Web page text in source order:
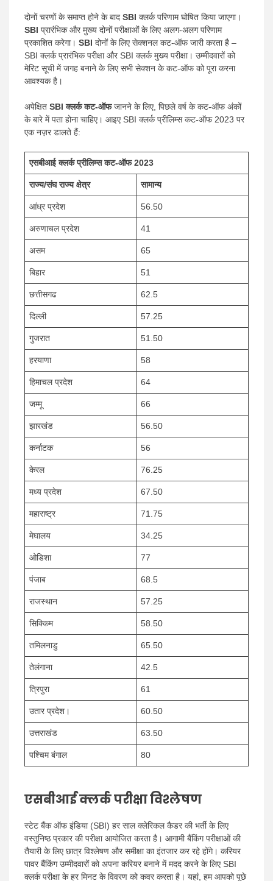
दोनों चरणों के समाप्त होने के बाद SBI क्लर्क परिणाम घोषित किया जाएगा।
SBI प्रारंभिक और मुख्य दोनों परीक्षाओं के लिए अलग-अलग परिणाम
प्रकाशित करेगा। SBI दोनों के लिए सेक्शनल कट-ऑफ जारी करता है –
SBI क्लर्क प्रारंभिक परीक्षा और SBI क्लर्क मुख्य परीक्षा। उम्मीदवारों को
मेरिट सूची में जगह बनाने के लिए सभी सेक्शन के कट-ऑफ को पूरा करना
आवश्यक है।
अपेक्षित SBI क्लर्क कट-ऑफजानने के लिए, पिछले वर्ष के कट-ऑफ अंकों
के बारे में पता होना चाहिए। आइए SBI क्लर्क प्रीलिम्स कट-ऑफ 2023 पर
एक नज़र डालते हैं:
एसबीआई क्लर्क प्रीलिम्स कट-ऑफ 2023
राज्य/संघ राज्य क्षेत्र सामान्य
आंध्र प्रदेश 56.50
अरुणाचल प्रदेश 41
असम 65
बिहार 51
छत्तीसगढ 62.5
दिल्ली 57.25
गुजरात 51.50
हरयाणा 58
हिमाचल प्रदेश 64
जम्मू 66
झारखंड 56.50
कर्नाटक 56
केरल 76.25
मध्य प्रदेश 67.50
महाराष्ट्र 71.75
मेघालय 34.25
ओडिशा 77
पंजाब 68.5
राजस्थान 57.25
सिक्किम 58.50
तमिलनाडु 65.50
तेलंगाना 42.5
त्रिपुरा 61
उतार प्रदेश। 60.50
उत्तराखंड 63.50
पश्चिम बंगाल 80
एसबीआई क्लर्क परीक्षा विश्लेषण
स्टेट बैंक ऑफ इंडिया (SBI) हर साल क्लेरिकल कैडर की भर्ती के लिए
वस्तुनिष्ठ प्रकार की परीक्षा आयोजित करता है। आगामी बैंकिंग परीक्षाओं की
तैयारी के लिए छात्र विश्लेषण और समीक्षा का इंतजार कर रहे होंगे। करियर
पावर बैंकिंग उम्मीदवारों को अपना करियर बनाने में मदद करने के लिए SBI
क्लर्क परीक्षा के हर मिनट के विवरण को कवर करता है। यहां, हम आपको पूछे